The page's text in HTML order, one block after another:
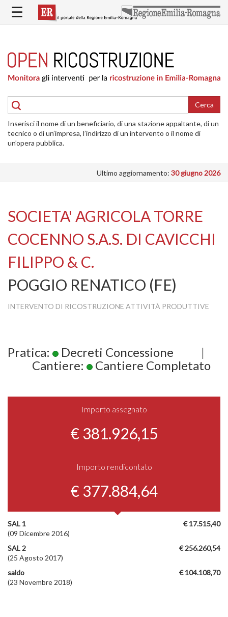
contenuto
RICOSTRUZIONE
PUBBLICA
DELLE
ABITAZIONI
RICOSTRUZIONE
ATTIVITÀ
INTERVENTI
SI
☰
Cerca
Inserisci il nome di un beneficiario, di una stazione appaltante, di un
tecnico o di un’impresa, l’indirizzo di un intervento o il nome di
un’opera pubblica.
Ultimo aggiornamento: 30 giugno 2026
SOCIETA' AGRICOLA TORRE
COCENNO S.A.S. DI CAVICCHI
FILIPPO & C.
POGGIO RENATICO (FE)
INTERVENTO DI RICOSTRUZIONE ATTIVITÀ PRODUTTIVE
Pratica: Decreti Concessione
|
Cantiere:
Cantiere Completato
Importo assegnato
€ 381.926,15
Importo rendicontato
€ 377.884,64
€ 17.515,40
SAL 1
(09 Dicembre 2016)
€ 256.260,54
SAL 2
(25 Agosto 2017)
€ 104.108,70
saldo
(23 Novembre 2018)